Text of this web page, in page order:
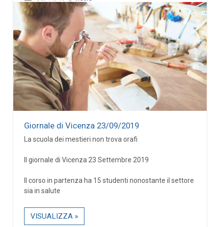
Giornale di Vicenza 23/09/2019
La scuola dei mestieri non trova orafi
Il giornale di Vicenza 23 Settembre 2019
Il corso in partenza ha 15 studenti nonostante il settore
sia in salute
VISUALIZZA »